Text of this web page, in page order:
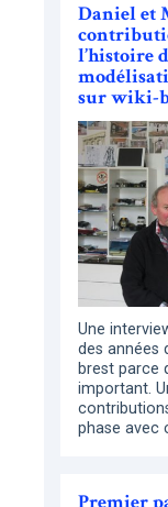
Daniel et
l’histoire
sur wiki-
Une
des années
brest parce
important.
phase avec
Premier